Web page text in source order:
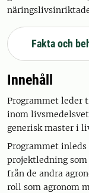
Fakta och
Innehåll
Programmet leder
inom
generisk master i
Programmet
projektledning
från de andra
roll som agronom